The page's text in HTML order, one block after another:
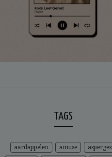
TAGS
aardappelen amuse
asperges